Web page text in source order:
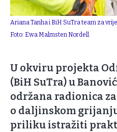
Ariana Tanha i BiH SuTra team za
Foto: Ewa Malmsten Nordell.
U okviru projekta
(BiH SuTra) u
održana radionica
o daljinskom
priliku istražiti